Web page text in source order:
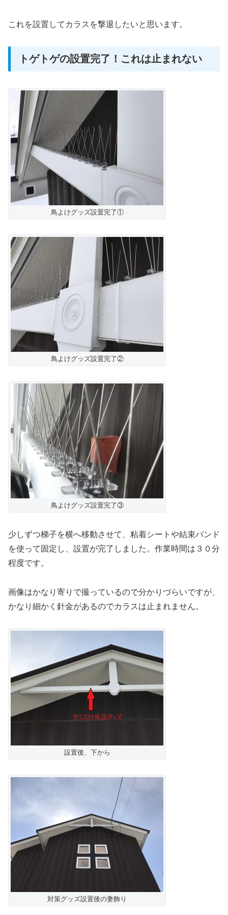
これを設置してカラスを撃退したいと思います。
トゲトゲの設置完了！これは止まれない
鳥よけグッズ設置完了①
鳥よけグッズ設置完了②
鳥よけグッズ設置完了③
少しずつ梯子を横へ移動させて、粘着シートや結束バンド
を使って固定し、設置が完了しました。作業時間は３０分
程度です。
画像はかなり寄りで撮っているので分かりづらいですが、
かなり細かく針金があるのでカラスは止まれません。
設置後、下から
対策グッズ設置後の妻飾り